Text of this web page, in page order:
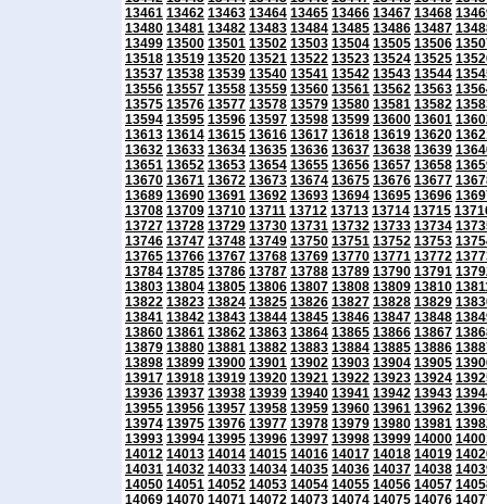
13461 13462 13463 13464 13465 13466 13467 13468
13480 13481 13482 13483 13484 13485 13486 13487
13499 13500 13501 13502 13503 13504 13505 13506
13518 13519 13520 13521 13522 13523 13524 13525
13537 13538 13539 13540 13541 13542 13543 13544
13556 13557 13558 13559 13560 13561 13562 13563
13575 13576 13577 13578 13579 13580 13581 13582
13594 13595 13596 13597 13598 13599 13600 13601
13613 13614 13615 13616 13617 13618 13619 13620
13632 13633 13634 13635 13636 13637 13638 13639
13651 13652 13653 13654 13655 13656 13657 13658
13670 13671 13672 13673 13674 13675 13676 13677
13689 13690 13691 13692 13693 13694 13695 13696
13708 13709 13710 13711 13712 13713 13714 13715
13727 13728 13729 13730 13731 13732 13733 13734
13746 13747 13748 13749 13750 13751 13752 13753
13765 13766 13767 13768 13769 13770 13771 13772
13784 13785 13786 13787 13788 13789 13790 13791
13803 13804 13805 13806 13807 13808 13809 13810
13822 13823 13824 13825 13826 13827 13828 13829
13841 13842 13843 13844 13845 13846 13847 13848
13860 13861 13862 13863 13864 13865 13866 13867
13879 13880 13881 13882 13883 13884 13885 13886
13898 13899 13900 13901 13902 13903 13904 13905
13917 13918 13919 13920 13921 13922 13923 13924
13936 13937 13938 13939 13940 13941 13942 13943
13955 13956 13957 13958 13959 13960 13961 13962
13974 13975 13976 13977 13978 13979 13980 13981
13993 13994 13995 13996 13997 13998 13999 14000
14012 14013 14014 14015 14016 14017 14018 14019
14031 14032 14033 14034 14035 14036 14037 14038
14050 14051 14052 14053 14054 14055 14056 14057
14069 14070 14071 14072 14073 14074 14075 14076